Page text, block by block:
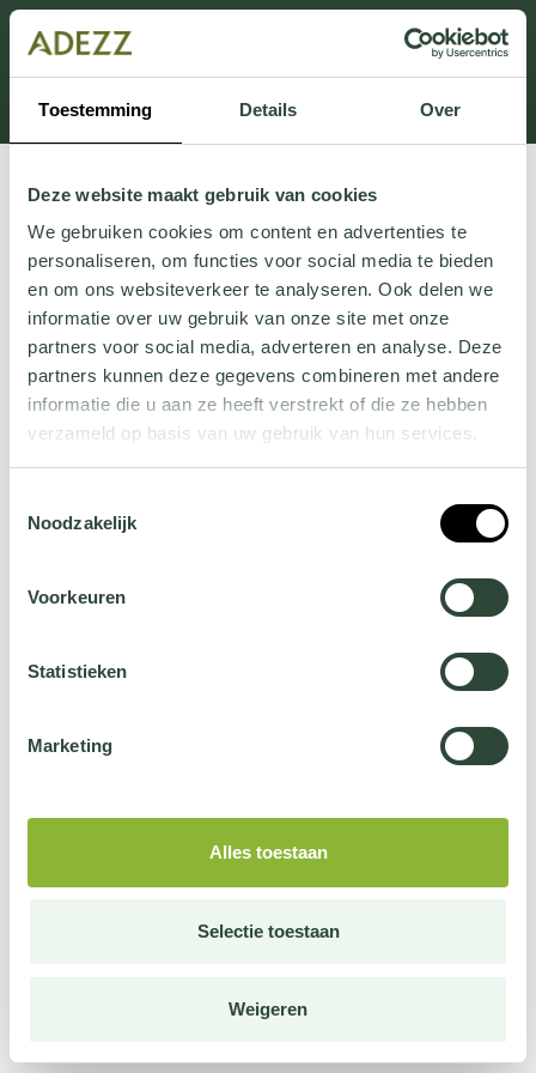
Toestemming Details Over
Deze website maakt gebruik van cookies
We gebruiken cookies om content en advertenties te
personaliseren, om functies voor social media te bieden
en om ons websiteverkeer te analyseren. Ook delen we
informatie over uw gebruik van onze site met onze
partners voor social media, adverteren en analyse. Deze
partners kunnen deze gegevens combineren met andere
informatie die u aan ze heeft verstrekt of die ze hebben
verzameld op basis van uw gebruik van hun services.
jehier.
Noodzakelijk
Voorkeuren
Statistieken
Marketing
Alles toestaan
Selectie toestaan
Weigeren
Dit onderdeel is momenteel in onderhoud.
Als je informatie mist kun je ons bellen +31 413 274
168 of mailen
Customersupport@adezz.com.